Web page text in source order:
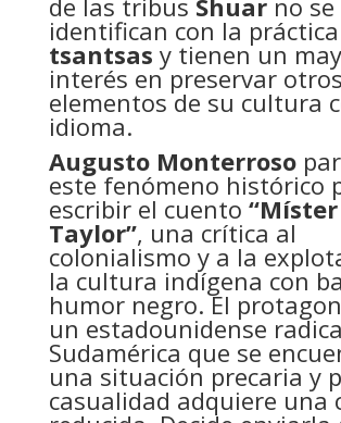
identifican con la
tsantsas y tienen un
interés en preservar otros
elementos de su cultura
idioma.
Augusto Monterroso
este fenómeno histórico
escribir el cuento “Míster
Taylor”, una crítica al
colonialismo y a la
la cultura indígena con
humor negro. El
un estadounidense
Sudamérica que se
una situación precaria y
casualidad adquiere una